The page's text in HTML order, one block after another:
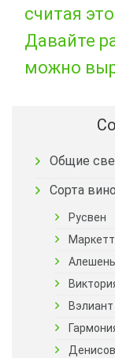
считая
Давайте
можно
Общие
Сорта
Русвен
Маркетт
Вэлиант